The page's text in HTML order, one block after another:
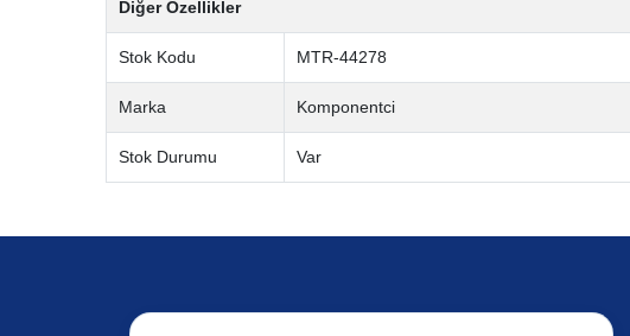
Diğer Özellikler
Stok Kodu MTR-44278
Marka Komponentci
Stok Durumu Var